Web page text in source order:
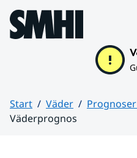
Hoppa till sidans innehåll
Start Väder
Väderprognos